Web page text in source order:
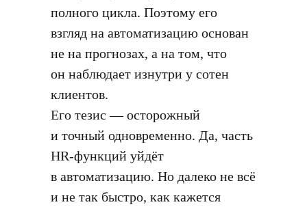
полного цикла. Поэтому его
взгляд на автоматизацию основан
не на прогнозах, а на том, что
он наблюдает изнутри у сотен
клиентов.
Его тезис — осторожный
и точный одновременно. Да, часть
HR-функций уйдёт
в автоматизацию. Но далеко не всё
и не так быстро, как кажется